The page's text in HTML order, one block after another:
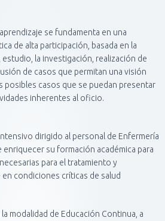
se fundamenta en una
de alta participación, basada en la
la investigación, realización de
de casos que permitan una visión
posibles casos que se puedan presentar
inherentes al oficio.
dirigido al personal de Enfermería
su formación académica para
para el tratamiento y
condiciones críticas de salud
modalidad de Educación Continua, a